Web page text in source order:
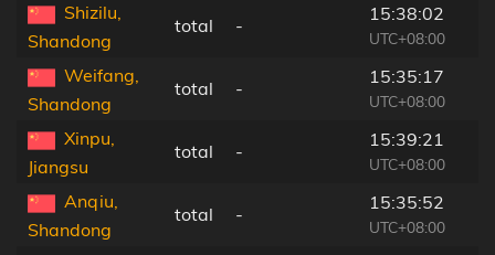
Shizilu,
Shandong
total -
15:38:02
UTC+08:00
Weifang,
Shandong
total -
15:35:17
UTC+08:00
Xinpu,
Jiangsu
total -
15:39:21
UTC+08:00
Anqiu,
Shandong
total -
15:35:52
UTC+08:00